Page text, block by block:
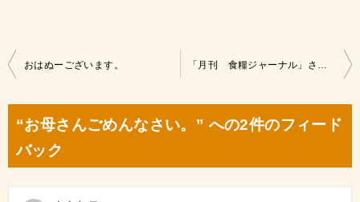
投
ゲ
ー
おはぬーございます。 「月刊 食糧ジャーナル」さんにいづよね掲載！
“お母さんごめんなさい。” への2件のフィード
バック